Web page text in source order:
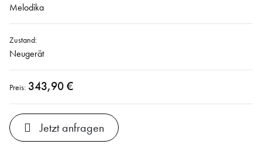
Melodika
Zustand:
Neugerät
Preis: 343,90 €
Jetzt anfragen